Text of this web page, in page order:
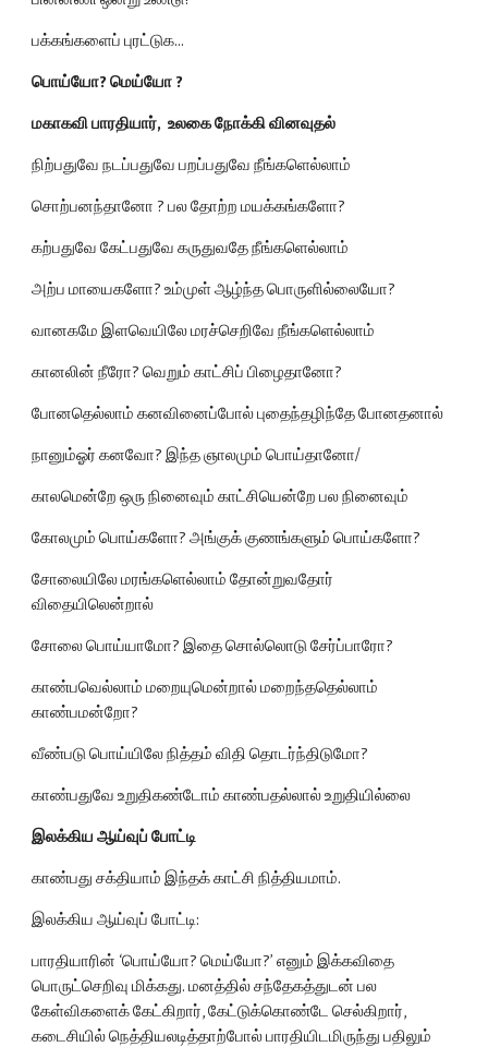
பக்கங்களைப் புரட்டுக...
பொய்யோ? மெய்யோ ?
மகாகவி பாரதியார்,  உலகை நோக்கி வினவுதல்
நிற்பதுவே நடப்பதுவே பறப்பதுவே நீங்களெல்லாம்
சொற்பனந்தானோ ? பல தோற்ற மயக்கங்களோ?
கற்பதுவே கேட்பதுவே கருதுவதே நீங்களெல்லாம்
அற்ப மாயைகளோ? உம்முள் ஆழ்ந்த பொருளில்லையோ?
வானகமே இளவெயிலே மரச்செறிவே நீங்களெல்லாம்
கானலின் நீரோ? வெறும் காட்சிப் பிழைதானோ?
போனதெல்லாம் கனவினைப்போல் புதைந்தழிந்தே போனதனால்
நானும்ஓர் கனவோ? இந்த ஞாலமும் பொய்தானோ/
காலமென்றே ஒரு நினைவும் காட்சியென்றே பல நினைவும்
கோலமும் பொய்களோ? அங்குக் குணங்களும் பொய்களோ?
சோலையிலே மரங்களெல்லாம் தோன்றுவதோர்
விதையிலென்றால்
சோலை பொய்யாமோ? இதை சொல்லொடு சேர்ப்பாரோ?
காண்பவெல்லாம் மறையுமென்றால் மறைந்ததெல்லாம்
காண்பமன்றோ?
வீண்படு பொய்யிலே நித்தம் விதி தொடர்ந்திடுமோ?
காண்பதுவே உறுதிகண்டோம் காண்பதல்லால் உறுதியில்லை
இலக்கிய ஆய்வுப் போட்டி
காண்பது சக்தியாம் இந்தக் காட்சி நித்தியமாம்.
இலக்கிய ஆய்வுப் போட்டி:
பாரதியாரின் ‘பொய்யோ? மெய்யோ?’ எனும் இக்கவிதை
பொருட்செறிவு மிக்கது. மனத்தில் சந்தேகத்துடன் பல
கேள்விகளைக் கேட்கிறார், கேட்டுக்கொண்டே செல்கிறார்,
கடைசியில் நெத்தியலடித்தாற்போல் பாரதியிடமிருந்து பதிலும்